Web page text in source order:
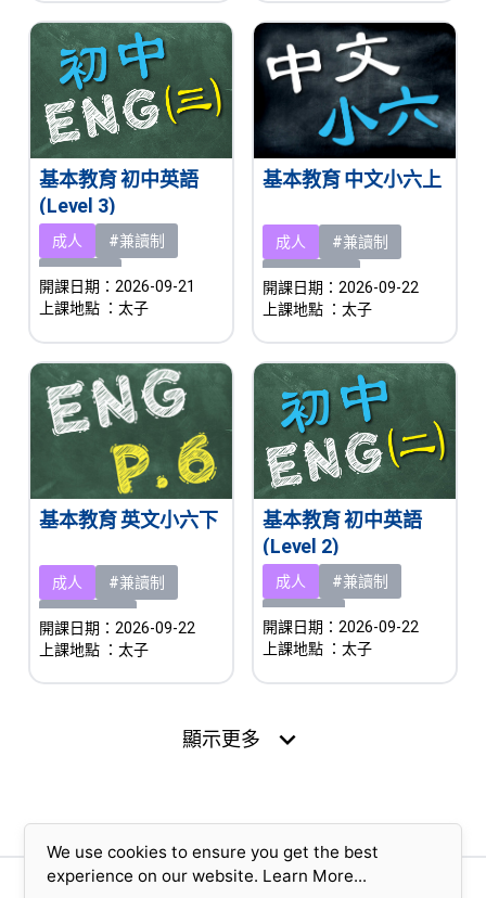
基本教育 初中英語
(Level 3)
成人
#兼讀制
#新課程
開課日期：2026-09-21
上課地點 ：太子
基本教育 中文小六上
成人
#兼讀制
#即將開課
開課日期：2026-09-22
上課地點 ：太子
基本教育 英文小六下
成人
#兼讀制
#即將開課
開課日期：2026-09-22
上課地點 ：太子
基本教育 初中英語
(Level 2)
成人
#兼讀制
#新課程
開課日期：2026-09-22
上課地點 ：太子
顯示更多 expand_more
We use cookies to ensure you get the best
experience on our website. Learn More...
版權所有© 2023 香港基督教女青年會 (擔保有限公司)